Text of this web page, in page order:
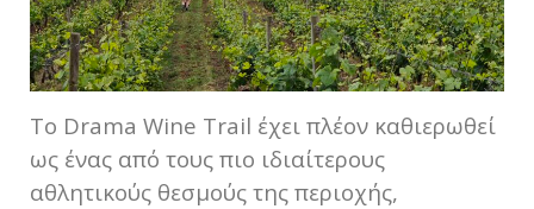
Το Drama Wine Trail έχει πλέον καθιερωθεί
ως ένας από τους πιο ιδιαίτερους
αθλητικούς θεσμούς της περιοχής,